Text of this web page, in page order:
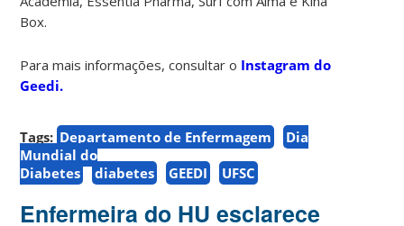
Box.
Para mais informações, consultar o Instagram do
Geedi.
Tags: Departamento de Enfermagem
Dia
Mundial do
Diabetes
diabetes GEEDI UFSC
Enfermeira do HU esclarece